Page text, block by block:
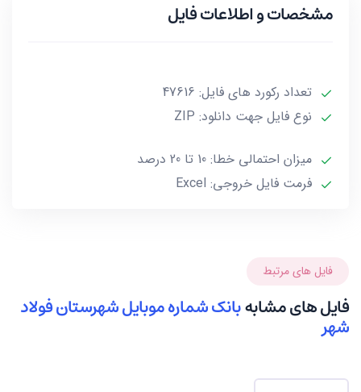
و حجم این فایل کمتر از 112KB است.
حداکثر 20 درصد خطا داشته باشند.***
مشخصات و اطلاعات فایل
تعداد رکورد های فایل: 47616
نوع فایل جهت دانلود: ZIP
میزان احتمالی خطا: 10 تا 20 درصد
فرمت فایل خروجی: Excel
فایل های مرتبط
فایل های مشابهبانک شماره موبایل شهرستان فولاد
شهر